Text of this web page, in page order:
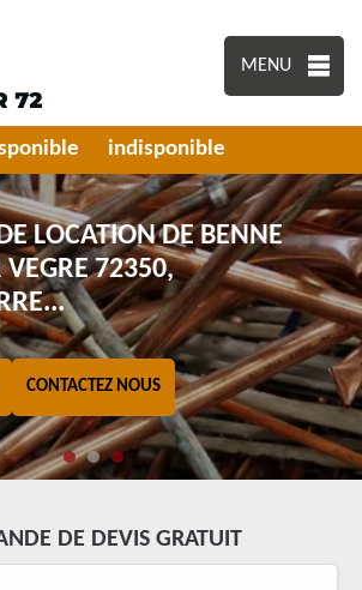
MENU
indisponible
LOCATION DE BENNE
VEGRE 72350,
CONTACTEZ NOUS
DE DEVIS GRATUIT